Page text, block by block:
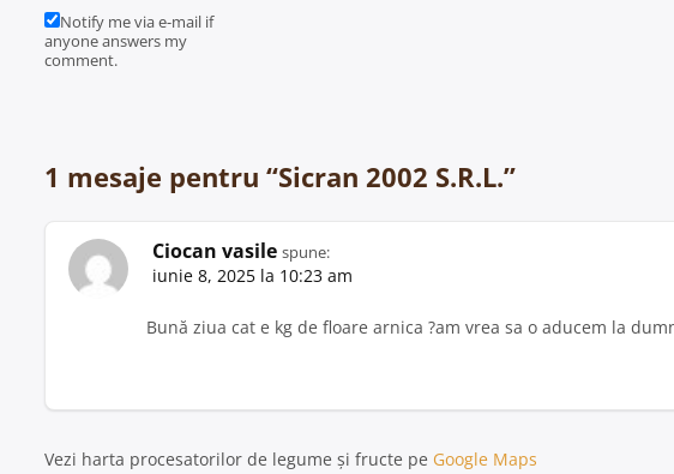
Notify me via e-mail if
anyone answers my
comment.
1 mesaje pentru “Sicran 2002 S.R.L.”
Ciocan vasile spune:
iunie 8, 2025 la 10:23 am
Bună ziua cat e kg de floare arnica ?am vrea sa o aducem la
Vezi harta procesatorilor de legume și fructe pe Google Maps